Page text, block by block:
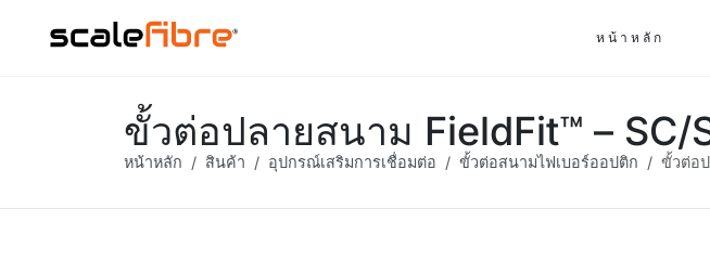
หน้าหลัก
ขั้วต่อปลายสนาม FieldFit™ – SC/
หน้าหลัก สินค้า อุปกรณ์เสริมการเชื่อมต่อ ขั้วต่อสนามไฟเบอร์ออปติก ขั้วต่อ